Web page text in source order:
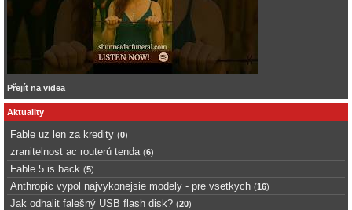
Přejít na videa
Aktuality
Fable uz len za kredity (0)
zranitelnost ac routerů tenda (6)
Fable 5 is back (5)
Anthropic vypol najvykonejsie modely - pre vsetkych (16)
Jak odhalit falešný USB flash disk? (20)